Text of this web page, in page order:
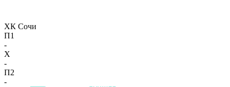
ХК Сочи
П1
-
X
-
П2
-